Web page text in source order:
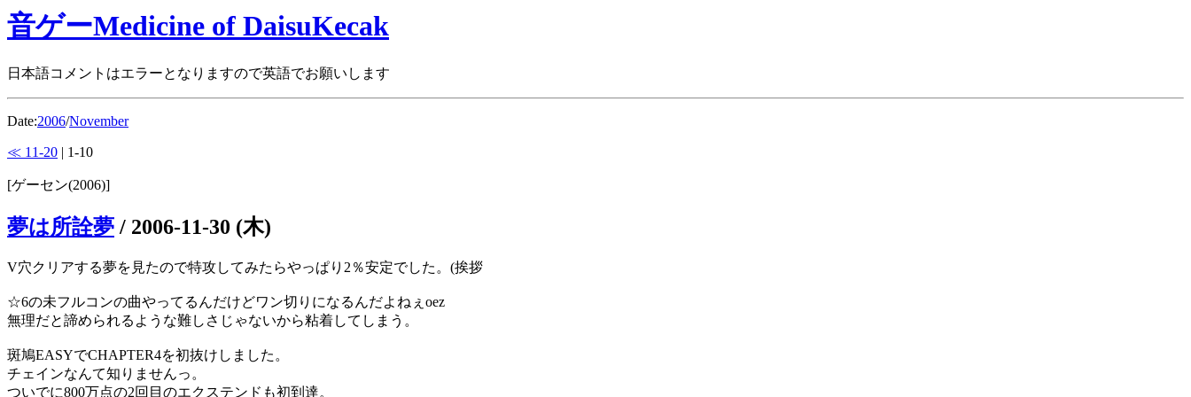
音ゲーMedicine of DaisuKecak
日本語コメントはエラーとなりますので英語でお願いします
Date:2006/November
≪ 11-20 | 1-10
[ゲーセン(2006)]
夢は所詮夢 / 2006-11-30 (木)
V穴クリアする夢を見たので特攻してみたらやっぱり2％安定でした。(挨拶
☆6の未フルコンの曲やってるんだけどワン切りになるんだよねぇoez
無理だと諦められるような難しさじゃないから粘着してしまう。
斑鳩EASYでCHAPTER4を初抜けしました。
チェインなんて知りませんっ。
ついでに800万点の2回目のエクステンドも初到達。